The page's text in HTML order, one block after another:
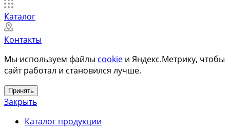
Каталог
Контакты
Мы используем файлы cookie и Яндекс.Метрику, чтобы
сайт работал и становился лучше.
Принять
Закрыть
Каталог продукции